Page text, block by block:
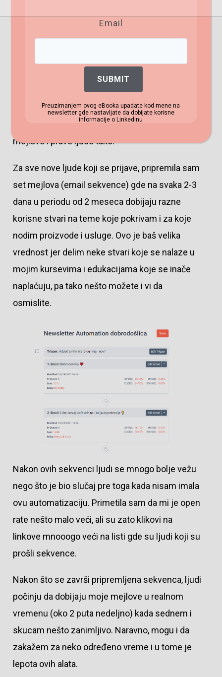
Inače obožavam sve alate za automatizaciju koji
stiže mejl da potvrde svoju email adresu. To
vam je double opt in i to sam ubacila jer mi se
ranije dešavalo da mi stižu neki spam mejlovi.
Savetujem da stavite i vi jer ćete imati prave
mejlove i prave ljude tako.
Za sve nove ljude koji se prijave, pripremila sam
set mejlova (email sekvence) gde na svaka 2-3
dana u periodu od 2 meseca dobijaju razne
korisne stvari na teme koje pokrivam i za koje
nodim proizvode i usluge. Ovo je baš velika
vrednost jer delim neke stvari koje se nalaze u
mojim kursevima i edukacijama koje se inače
naplaćuju, pa tako nešto možete i vi da
osmislite.
Nakon ovih sekvenci ljudi se mnogo bolje vežu
nego što je bio slučaj pre toga kada nisam imala
ovu automatizaciju. Primetila sam da mi je open
rate nešto malo veći, ali su zato klikovi na
linkove mnooogo veći na listi gde su ljudi koji su
prošli sekvence.
Nakon što se završi pripremljena sekvenca, ljudi
počinju da dobijaju moje mejlove u realnom
vremenu (oko 2 puta nedeljno) kada sednem i
skucam nešto zanimljivo. Naravno, mogu i da
zakažem za neko određeno vreme i u tome je
lepota ovih alata.
Email
SUBMIT
Preuzimanjem ovog eBooka upadate kod mene na
newsletter gde nastavljate da dobijate korisne
informacije o Linkedinu